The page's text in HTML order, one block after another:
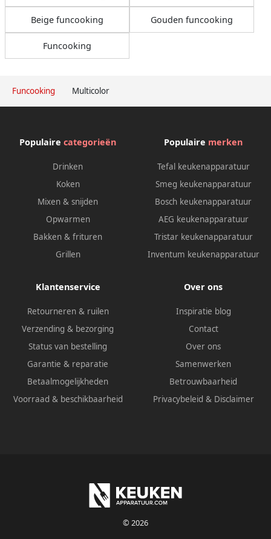
Funcooking Multicolor
Beige funcooking Gouden funcooking
Funcooking
Populaire categorieën
Drinken
Koken
Mixen & snijden
Opwarmen
Bakken & frituren
Grillen
Populaire merken
Tefal keukenapparatuur
Smeg keukenapparatuur
Bosch keukenapparatuur
AEG keukenapparatuur
Tristar keukenapparatuur
Inventum keukenapparatuur
Klantenservice
Retourneren & ruilen
Verzending & bezorging
Status van bestelling
Garantie & reparatie
Betaalmogelijkheden
Voorraad & beschikbaarheid
Over ons
Inspiratie blog
Contact
Over ons
Samenwerken
Betrouwbaarheid
Privacybeleid & Disclaimer
© 2026